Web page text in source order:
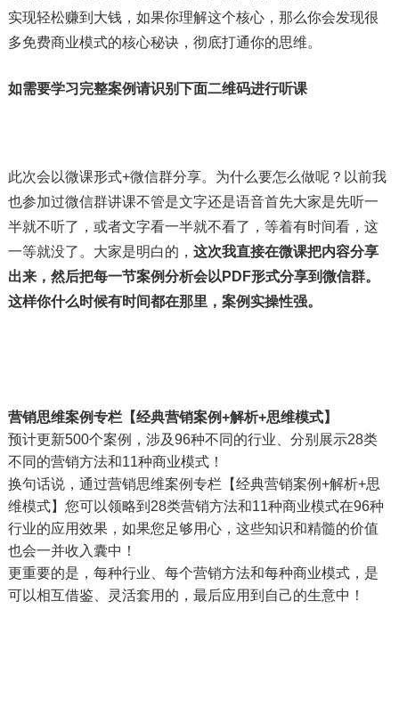
实现轻松赚到大钱，如果你理解这个核心，那么你会发现很
多免费商业模式的核心秘诀，彻底打通你的思维。
如需要学习完整案例请识别下面二维码进行听课
此次会以微课形式+微信群分享。为什么要怎么做呢？以前我
也参加过微信群讲课不管是文字还是语音首先大家是先听一
半就不听了，或者文字看一半就不看了，等着有时间看，这
一等就没了。大家是明白的， 这次我直接在微课把内容分享
出来，然后把每一节案例分析会以PDF形式分享到微信群。
这样你什么时候有时间都在那里，案例实操性强。
营销思维案例专栏【经典营销案例+解析+思维模式】
预计更新500个案例，涉及96种不同的行业、分别展示28类
不同的营销方法和11种商业模式！
换句话说，通过营销思维案例专栏【经典营销案例+解析+思
维模式】您可以领略到28类营销方法和11种商业模式在96种
行业的应用效果，如果您足够用心，这些知识和精髓的价值
也会一并收入囊中！
更重要的是，每种行业、每个营销方法和每种商业模式，是
可以相互借鉴、灵活套用的，最后应用到自己的生意中！